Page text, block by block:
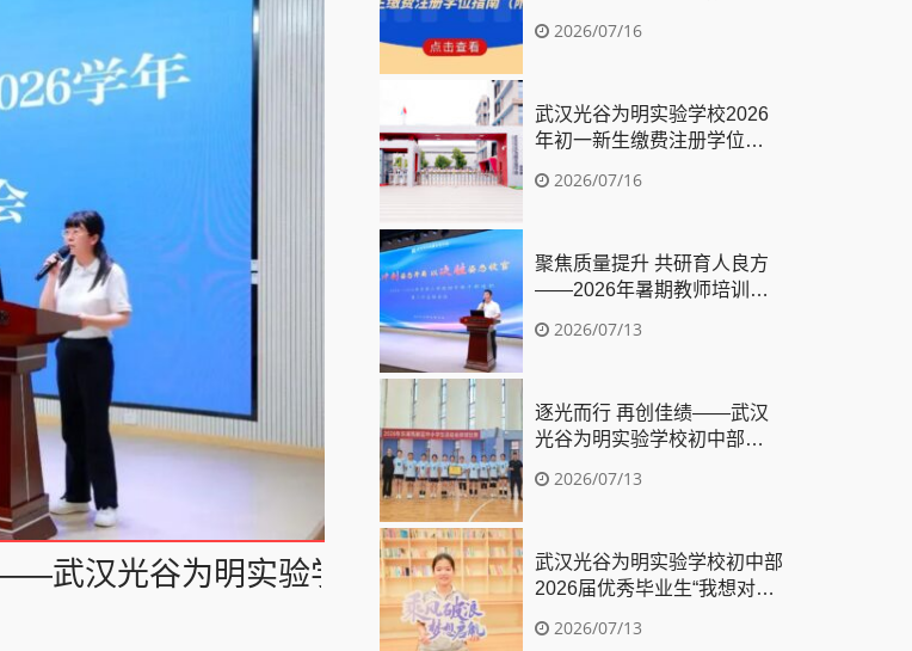
武汉光谷为明实验学校隆重举行2025—2026学年度第二学期
2026/07/16
武汉光谷为明实验学校2026
年初一新生缴费注册学位指南
2026/07/16
聚焦质量提升 共研育人良方
——2026年暑期教师培训暨
实
2026/07/13
逐光而行 再创佳绩——武汉
光谷为明实验学校初中部排球
球比赛亚军
2026/07/13
武汉光谷为明实验学校初中部
2026届优秀毕业生“我想对你
2026/07/13